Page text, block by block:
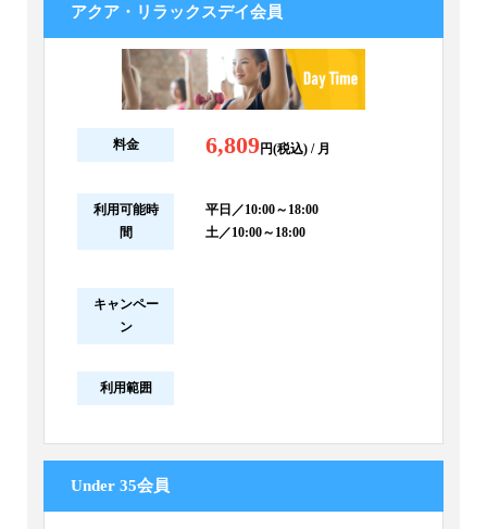
アクア・リラックスデイ会員
料金 6,809円(税込) / 月
利用可能時
間
平日／10:00～18:00
土／10:00～18:00
キャンペー
ン
利用範囲
Under 35会員